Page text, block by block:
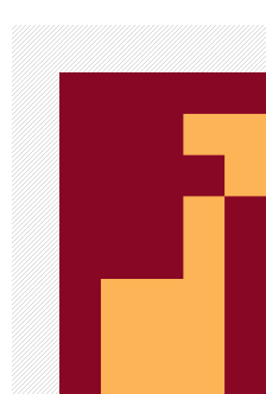
а
ц
и
я
п
о
з
а